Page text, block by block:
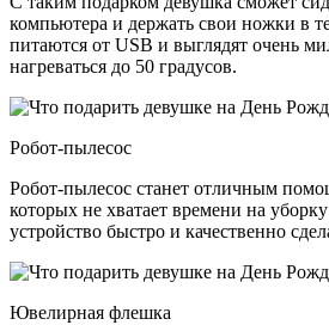
компьютера и держать свои ножки в
питаются от USB и выглядят очень
нагреваться до 50 градусов.
Робот-пылесос
Робот-пылесос станет отличным
которых не хватает времени на
устройство быстро и качественно
Ювелирная флешка